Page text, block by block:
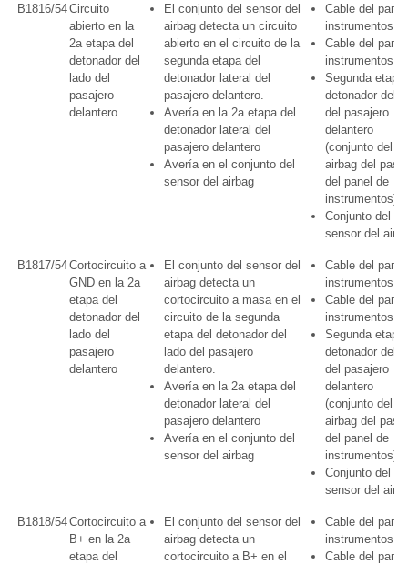
B1816/54Circuito
abierto en la
2a etapa del
detonador del
lado del
pasajero
delantero
El conjunto del sensor del
airbag detecta un circuito
abierto en el circuito de la
segunda etapa del
detonador lateral del
pasajero delantero.
Avería en la 2a etapa del
detonador lateral del
pasajero delantero
Avería en el conjunto del
sensor del airbag
Cable del
instrumentos
Cable del
instrumentos
Segunda etapa
detonador del
del pasajero
delantero
(conjunto del
airbag del
del panel de
instrumentos)
Conjunto del
sensor del
B1817/54Cortocircuito a
GND en la 2a
etapa del
detonador del
lado del
pasajero
delantero
El conjunto del sensor del
airbag detecta un
cortocircuito a masa en el
circuito de la segunda
etapa del detonador del
lado del pasajero
delantero.
Avería en la 2a etapa del
detonador lateral del
pasajero delantero
Avería en el conjunto del
sensor del airbag
Cable del
instrumentos
Cable del
instrumentos
Segunda etapa
detonador del
del pasajero
delantero
(conjunto del
airbag del
del panel de
instrumentos)
Conjunto del
sensor del
B1818/54Cortocircuito a
B+ en la 2a
etapa del
El conjunto del sensor del
airbag detecta un
cortocircuito a B+ en el
Cable del
instrumentos
Cable del